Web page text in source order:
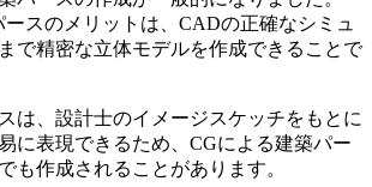
スのメリットは、CADの正確なシミュ
で精密な立体モデルを作成できることで
は、設計士のイメージスケッチをもとに
に表現できるため、CGによる建築パー
も作成されることがあります。